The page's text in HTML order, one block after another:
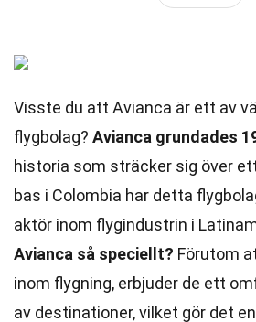
Visste du att Avianca är ett av
flygbolag? Avianca grundades
historia som sträcker sig över
bas i Colombia har detta
aktör inom flygindustrin i
Avianca så speciellt? Förutom
inom flygning, erbjuder de ett
av destinationer, vilket gör det